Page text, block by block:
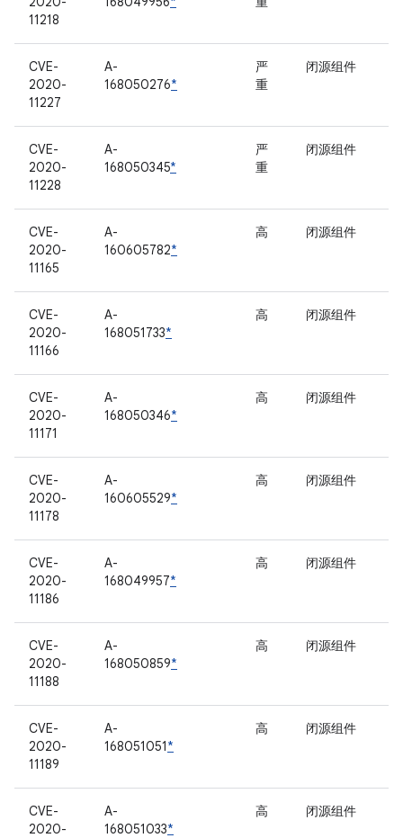
11218
CVE-
2020-
11227
A-
168050276*
严
重
闭源组件
CVE-
2020-
11228
A-
168050345*
严
重
闭源组件
CVE-
2020-
11165
A-
160605782*
高 闭源组件
CVE-
2020-
11166
A-
168051733*
高 闭源组件
CVE-
2020-
11171
A-
168050346*
高 闭源组件
CVE-
2020-
11178
A-
160605529*
高 闭源组件
CVE-
2020-
11186
A-
168049957*
高 闭源组件
CVE-
2020-
11188
A-
168050859*
高 闭源组件
CVE-
2020-
11189
A-
168051051*
高 闭源组件
CVE-
2020-
A-
168051033*
高 闭源组件